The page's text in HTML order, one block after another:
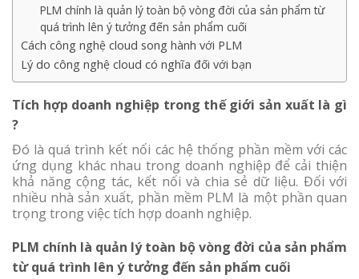
PLM chính là quản lý toàn bộ vòng đời của sản phẩm từ
quá trình lên ý tưởng đến sản phẩm cuối
Cách công nghệ cloud song hành với PLM
Lý do công nghệ cloud có nghĩa đối với bạn
Tích hợp doanh nghiệp trong thế giới sản xuất là gì
?
Đó là quá trình kết nối các hệ thống phần mềm với các
ứng dụng khác nhau trong doanh nghiệp để cải thiện
khả năng cộng tác, kết nối và chia sẻ dữ liệu. Đối với
nhiều nhà sản xuất, phần mềm PLM là một phần quan
trọng trong việc tích hợp doanh nghiệp.
PLM chính là quản lý toàn bộ vòng đời của sản phẩm
từ quá trình lên ý tưởng đến sản phẩm cuối